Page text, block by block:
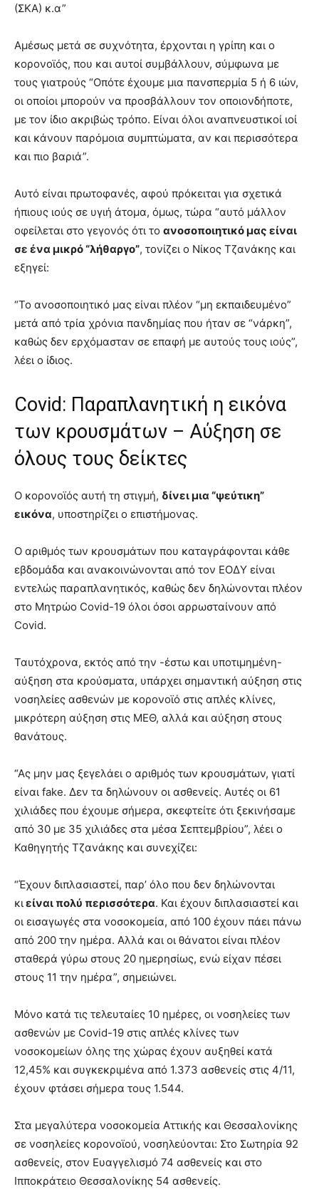
(ΣΚΑ) κ.α”
Αμέσως μετά σε συχνότητα, έρχονται η γρίπη και ο
κορονοϊός, που και αυτοί συμβάλλουν, σύμφωνα με
τους γιατρούς “Οπότε έχουμε μια πανσπερμία 5 ή 6 ιών,
οι οποίοι μπορούν να προσβάλλουν τον οποιονδήποτε,
με τον ίδιο ακριβώς τρόπο. Είναι όλοι αναπνευστικοί ιοί
και κάνουν παρόμοια συμπτώματα, αν και περισσότερα
και πιο βαριά”.
Αυτό είναι πρωτοφανές, αφού πρόκειται για σχετικά
ήπιους ιούς σε υγιή άτομα, όμως, τώρα “αυτό μάλλον
οφείλεται στο γεγονός ότι το ανοσοποιητικό μας είναι
σε ένα μικρό “λήθαργο”, τονίζει ο Νίκος Τζανάκης και
εξηγεί:
“Το ανοσοποιητικό μας είναι πλέον “μη εκπαιδευμένο”
μετά από τρία χρόνια πανδημίας που ήταν σε “νάρκη”,
καθώς δεν ερχόμασταν σε επαφή με αυτούς τους ιούς”,
λέει ο ίδιος.
Covid: Παραπλανητική η εικόνα
των κρουσμάτων – Αύξηση σε
όλους τους δείκτες
Ο κορονοϊός αυτή τη στιγμή, δίνει μια “ψεύτικη”
εικόνα, υποστηρίζει ο επιστήμονας.
Ο αριθμός των κρουσμάτων που καταγράφονται κάθε
εβδομάδα και ανακοινώνονται από τον ΕΟΔΥ είναι
εντελώς παραπλανητικός, καθώς δεν δηλώνονται πλέον
στο Μητρώο Covid-19 όλοι όσοι αρρωσταίνουν από
Covid.
Ταυτόχρονα, εκτός από την -έστω και υποτιμημένη-
αύξηση στα κρούσματα, υπάρχει σημαντική αύξηση στις
νοσηλείες ασθενών με κορονοϊό στις απλές κλίνες,
μικρότερη αύξηση στις ΜΕΘ, αλλά και αύξηση στους
θανάτους.
“Ας μην μας ξεγελάει ο αριθμός των κρουσμάτων, γιατί
είναι fake. Δεν τα δηλώνουν οι ασθενείς. Αυτές οι 61
χιλιάδες που έχουμε σήμερα, σκεφτείτε ότι ξεκινήσαμε
από 30 με 35 χιλιάδες στα μέσα Σεπτεμβρίου”, λέει ο
Καθηγητής Τζανάκης και συνεχίζει:
“Έχουν διπλασιαστεί, παρ’ όλο που δεν δηλώνονται
κιείναι πολύ περισσότερα. Και έχουν διπλασιαστεί και
οι εισαγωγές στα νοσοκομεία, από 100 έχουν πάει πάνω
από 200 την ημέρα. Αλλά και οι θάνατοι είναι πλέον
σταθερά γύρω στους 20 ημερησίως, ενώ είχαν πέσει
στους 11 την ημέρα”, σημειώνει.
Μόνο κατά τις τελευταίες 10 ημέρες, οι νοσηλείες των
ασθενών με Covid-19 στις απλές κλίνες των
νοσοκομείων όλης της χώρας έχουν αυξηθεί κατά
12,45% και συγκεκριμένα από 1.373 ασθενείς στις 4/11,
έχουν φτάσει σήμερα τους 1.544.
Στα μεγαλύτερα νοσοκομεία Αττικής και Θεσσαλονίκης
σε νοσηλείες κορονοϊού, νοσηλεύονται: Στο Σωτηρία 92
ασθενείς, στον Ευαγγελισμό 74 ασθενείς και στο
Ιπποκράτειο Θεσσαλονίκης 54 ασθενείς.